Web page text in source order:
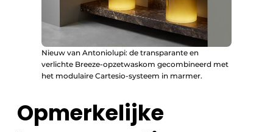
Nieuw van Antoniolupi: de transparante en
verlichte Breeze-opzetwaskom gecombineerd met
het modulaire Cartesio-systeem in marmer.
Opmerkelijke